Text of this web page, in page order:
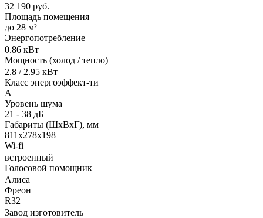
32 190 руб.
Площадь помещения
до 28 м²
Энергопотребление
0.86 кВт
Мощность (холод / тепло)
2.8 / 2.95 кВт
Класс энергоэффект-ти
A
Уровень шума
21 - 38 дБ
Габариты (ШxВxГ), мм
811x278x198
Wi-fi
встроенный
Голосовой помощник
Алиса
Фреон
R32
Завод изготовитель